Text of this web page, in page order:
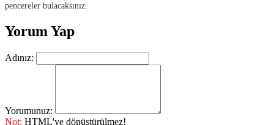
pencereler bulacaksınız.
Yorum Yap
Adınız:
Yorumunuz:
Not: HTML'ye dönüştürülmez!